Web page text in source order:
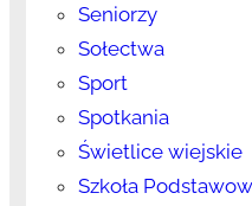
Seniorzy
Sołectwa
Sport
Spotkania
Świetlice wiejskie
Szkoła